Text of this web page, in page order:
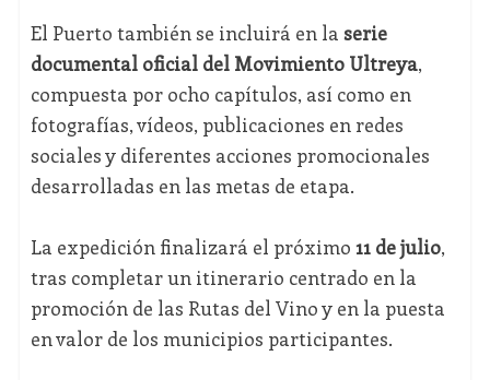
El Puerto también se incluirá en la serie
documental oficial del Movimiento Ultreya,
compuesta por ocho capítulos, así como en
fotografías, vídeos, publicaciones en redes
sociales y diferentes acciones promocionales
desarrolladas en las metas de etapa.
La expedición finalizará el próximo 11 de julio,
tras completar un itinerario centrado en la
promoción de las Rutas del Vino y en la puesta
en valor de los municipios participantes.